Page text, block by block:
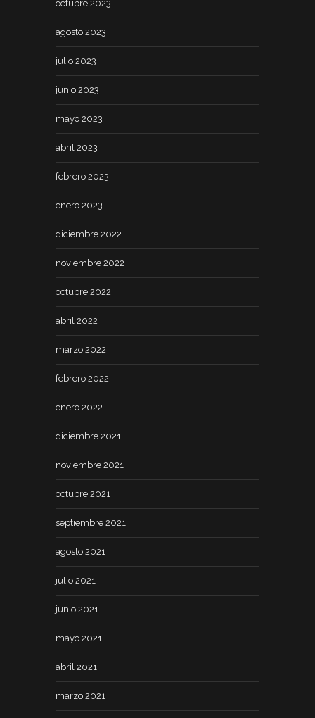
octubre 2023
agosto 2023
julio 2023
junio 2023
mayo 2023
abril 2023
febrero 2023
enero 2023
diciembre 2022
noviembre 2022
octubre 2022
abril 2022
marzo 2022
febrero 2022
enero 2022
diciembre 2021
noviembre 2021
octubre 2021
septiembre 2021
agosto 2021
julio 2021
junio 2021
mayo 2021
abril 2021
marzo 2021